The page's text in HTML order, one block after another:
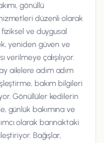
gönüllü
düzenli olarak
ve duygusal
yeniden güven ve
çalışılıyor.
ailelere adım adım
bakım bilgileri
Gönüllüler kedilerin
günlük bakımına ve
olarak barınaktaki
Bağışlar,